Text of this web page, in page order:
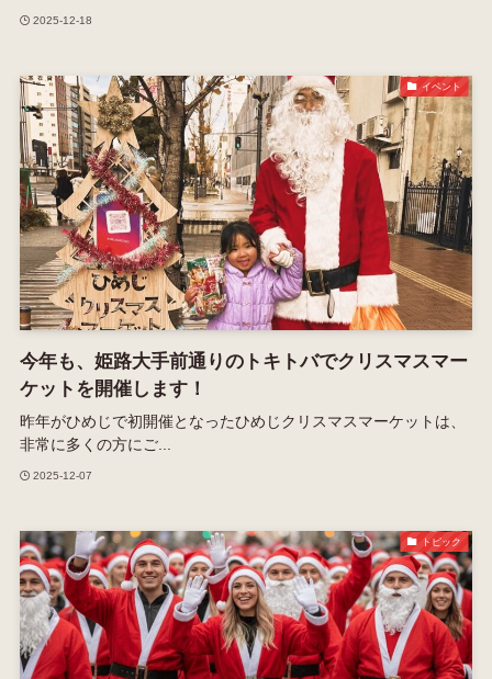
2025-12-18
イベント
今年も、姫路大手前通りのトキトバでクリスマスマー
ケットを開催します！
昨年がひめじで初開催となったひめじクリスマスマーケットは、
非常に多くの方にご...
2025-12-07
トピック